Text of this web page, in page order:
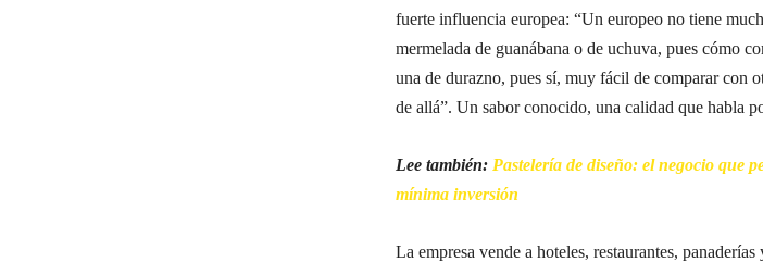
fuerte influencia europea: “Un europeo no tiene
mermelada de guanábana o de uchuva, pues cómo
una de durazno, pues sí, muy fácil de comparar con
de allá”. Un sabor conocido, una calidad que habla
Lee también: Pastelería de diseño: el negocio que
mínima inversión
La empresa vende a hoteles, restaurantes,